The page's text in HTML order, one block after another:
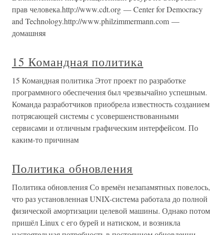
прав человека.http://www.cdt.org — Center for Democracy
and Technology.http://www.philzimmermann.com —
домашняя
15 Командная политика
15 Командная политика Этот проект по разработке
программного обеспечения был чрезвычайно успешным.
Команда разработчиков приобрела известность созданием
потрясающей системы с усовершенствованными
сервисами и отличным графическим интерфейсом. По
каким-то причинам
Политика обновления
Политика обновления Со времён незапамятных повелось,
что раз установленная UNIX-система работала до полной
физической амортизации целевой машины. Однако потом
пришёл Linux с его бурей и натиском, и возникла